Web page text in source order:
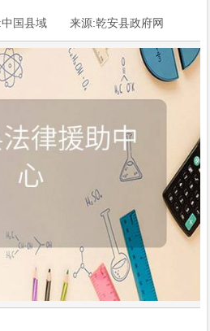
国县域 来源:乾安县政府网